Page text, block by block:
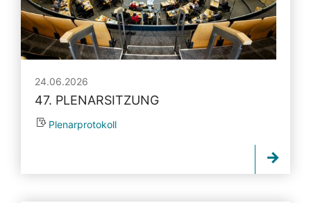
24.06.2026
47. PLENARSITZUNG
Plenarprotokoll